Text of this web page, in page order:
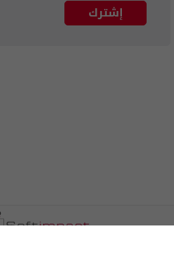
إشترك